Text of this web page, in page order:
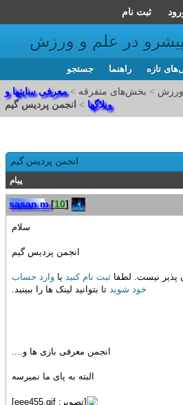
ثبت نام
در علم و ورزش
تازه‌ راهنما جستجو
ورزش > بخش‌‌های متفرقه >معرفی سایتها و
وبلاگها > انجمن پردیس گیم
انجمن پردیس گیم
پیام
sasan m[10]
سلام
انجمن پردیس گیم
پذیر نیست. لطفا ثبت نام کنید یا وارد حساب
خود شوید تا بتوانید لینک ها را ببینید.
انجمن معرفی بازی ها و....
البته به پای ما نمیرسه